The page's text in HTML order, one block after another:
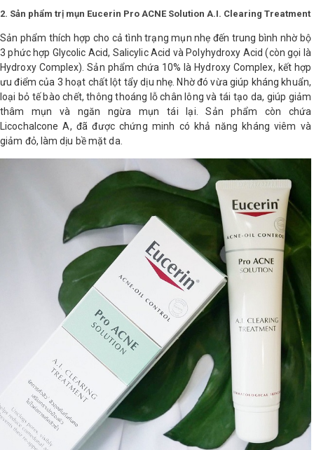
2. Sản phẩm trị mụn Eucerin Pro ACNE Solution A.I. Clearing Treatment
Sản phẩm thích hợp cho cả tình trạng mụn nhẹ đến trung bình nhờ bộ
3 phức hợp Glycolic Acid, Salicylic Acid và Polyhydroxy Acid (còn gọi là
Hydroxy Complex). Sản phẩm chứa 10% là Hydroxy Complex, kết hợp
ưu điểm của 3 hoạt chất lột tẩy dịu nhẹ. Nhờ đó vừa giúp kháng khuẩn,
loại bỏ tế bào chết, thông thoáng lỗ chân lông và tái tạo da, giúp giảm
thâm mụn và ngăn ngừa mụn tái lại. Sản phẩm còn chứa
Licochalcone A, đã được chứng minh có khả năng kháng viêm và
giảm đỏ, làm dịu bề mặt da.